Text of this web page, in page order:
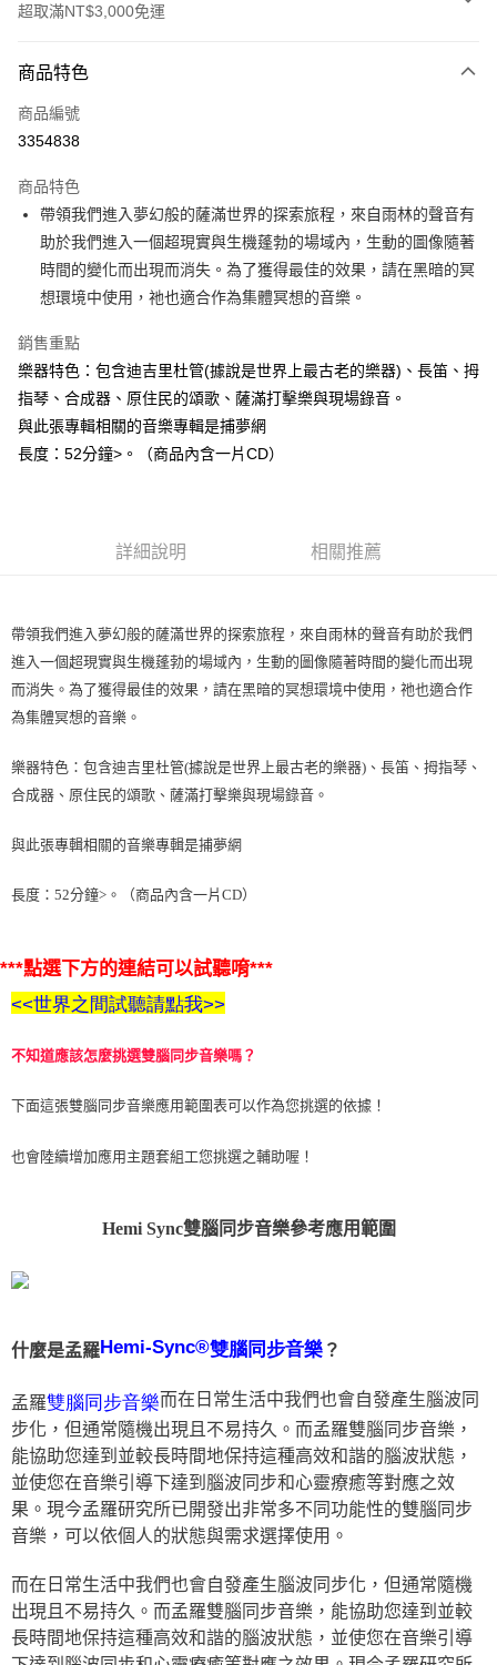
超取滿NT$3,000免運
信用卡一次付款
超商取貨付款
Apple Pay
街口支付
悠遊付
ATM付款
全家取貨付款
每筆NT$80，滿NT$3,000(含以上)免運費
賣家宅配幫您送（台灣）
郵局幫你送（離島）
每筆NT$80，滿NT$3,000(含以上)免運費
付款後門市自取
商品特色
商品編號
3354838
商品特色
帶領我們進入夢幻般的薩滿世界的探索旅程，來自雨林的聲音有
助於我們進入一個超現實與生機蓬勃的場域內，生動的圖像隨著
時間的變化而出現而消失。為了獲得最佳的效果，請在黑暗的冥
想環境中使用，祂也適合作為集體冥想的音樂。
銷售重點
樂器特色：包含迪吉里杜管(據說是世界上最古老的樂器)、長笛、拇
指琴、合成器、原住民的頌歌、薩滿打擊樂與現場錄音。
與此張專輯相關的音樂專輯是捕夢網
長度：52分鐘>。（商品內含一片CD）
詳細說明 相關推薦
帶領我們進入夢幻般的薩滿世界的探索旅程，來自雨林的聲音有助於我們
進入一個超現實與生機蓬勃的場域內，生動的圖像隨著時間的變化而出現
而消失。為了獲得最佳的效果，請在黑暗的冥想環境中使用，祂也適合作
為集體冥想的音樂。
樂器特色：包含迪吉里杜管(據說是世界上最古老的樂器)、長笛、拇指琴、
合成器、原住民的頌歌、薩滿打擊樂與現場錄音。
與此張專輯相關的音樂專輯是捕夢網
長度：52分鐘>。（商品內含一片CD）
***點選下方的連結可以試聽唷***
<<世界之間試聽請點我>>
不知道應該怎麼挑選雙腦同步音樂嗎？
下面這張雙腦同步音樂應用範圍表可以作為您挑選的依據！
也會陸續增加應用主題套組工您挑選之輔助喔！
Hemi Sync雙腦同步音樂參考應用範圍
什麼是孟羅Hemi-Sync®雙腦同步音樂 ？
孟羅雙腦同步音樂而在日常生活中我們也會自發產生腦波同
步化，但通常隨機出現且不易持久。而孟羅雙腦同步音樂，
能協助您達到並較長時間地保持這種高效和諧的腦波狀態，
並使您在音樂引導下達到腦波同步和心靈療癒等對應之效
果。現今孟羅研究所已開發出非常多不同功能性的雙腦同步
音樂，可以依個人的狀態與需求選擇使用。
而在日常生活中我們也會自發產生腦波同步化，但通常隨機
出現且不易持久。而孟羅雙腦同步音樂，能協助您達到並較
長時間地保持這種高效和諧的腦波狀態，並使您在音樂引導